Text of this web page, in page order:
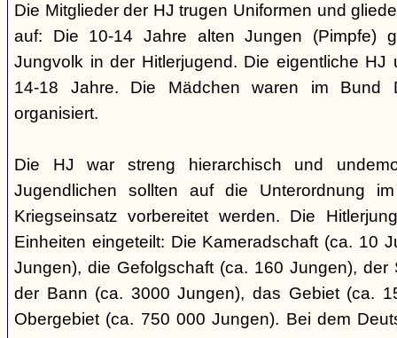
Die Mitglieder der HJ trugen Uniformen und
auf: Die 10-14 Jahre alten Jungen (Pimpfe)
Jungvolk in der Hitlerjugend. Die eigentliche HJ
14-18 Jahre. Die Mädchen waren im Bund
organisiert.
Die HJ war streng hierarchisch und
Jugendlichen sollten auf die Unterordnung
Kriegseinsatz vorbereitet werden. Die
Einheiten eingeteilt: Die Kameradschaft (ca. 10
Jungen), die Gefolgschaft (ca. 160 Jungen), der
der Bann (ca. 3000 Jungen), das Gebiet (ca.
Obergebiet (ca. 750 000 Jungen). Bei dem